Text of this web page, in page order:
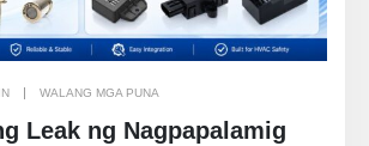
WALANG MGA PUNA
Leak ng Nagpapalamig